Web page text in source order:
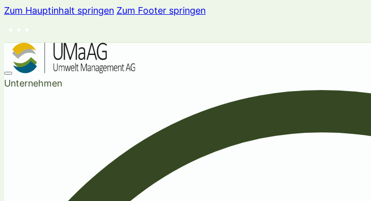
Zum Hauptinhalt springen Zum Footer springen
Unternehmen